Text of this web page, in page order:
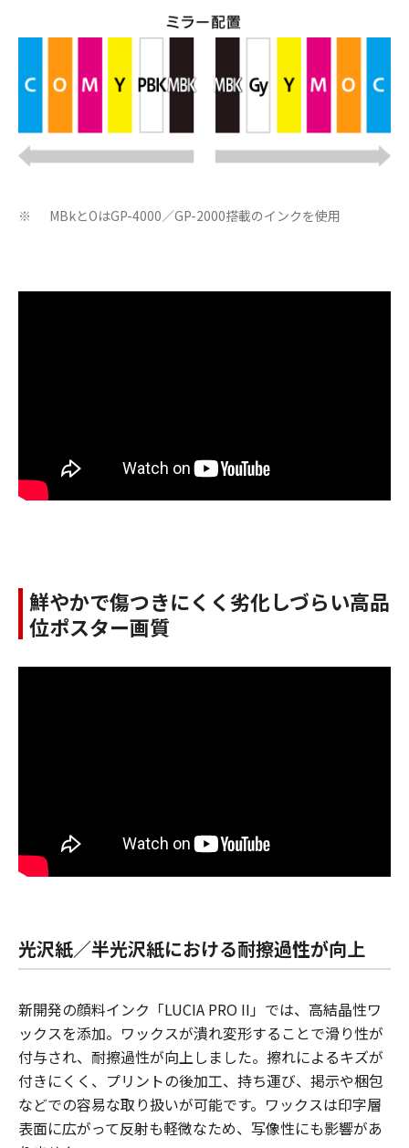
※ MBkとOはGP-4000／GP-2000搭載のインクを使用
鮮やかで傷つきにくく劣化しづらい高品
位ポスター画質
光沢紙／半光沢紙における耐擦過性が向上
新開発の顔料インク「LUCIA PRO II」では、高結晶性ワ
ックスを添加。ワックスが潰れ変形することで滑り性が
付与され、耐擦過性が向上しました。擦れによるキズが
付きにくく、プリントの後加工、持ち運び、掲示や梱包
などでの容易な取り扱いが可能です。ワックスは印字層
表面に広がって反射も軽微なため、写像性にも影響があ